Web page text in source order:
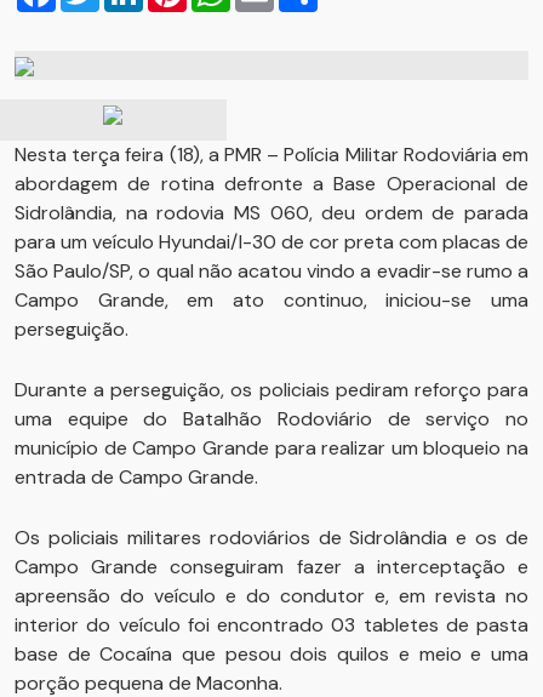
Nesta terça feira (18), a PMR – Polícia Militar Rodoviária em
abordagem de rotina defronte a Base Operacional de
Sidrolândia, na rodovia MS 060, deu ordem de parada
para um veículo Hyundai/I-30 de cor preta com placas de
São Paulo/SP, o qual não acatou vindo a evadir-se rumo a
Campo Grande, em ato continuo, iniciou-se uma
perseguição.
Durante a perseguição, os policiais pediram reforço para
uma equipe do Batalhão Rodoviário de serviço no
município de Campo Grande para realizar um bloqueio na
entrada de Campo Grande.
Os policiais militares rodoviários de Sidrolândia e os de
Campo Grande conseguiram fazer a interceptação e
apreensão do veículo e do condutor e, em revista no
interior do veículo foi encontrado 03 tabletes de pasta
base de Cocaína que pesou dois quilos e meio e uma
porção pequena de Maconha.